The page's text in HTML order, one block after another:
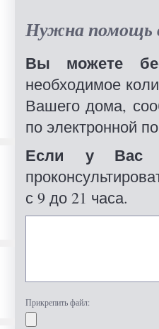
Нужна помощь
Вы можете
необходимое
Вашего дома,
по электронной
Если у Вас
с 9 до 21 часа.
Прикрепить файл: